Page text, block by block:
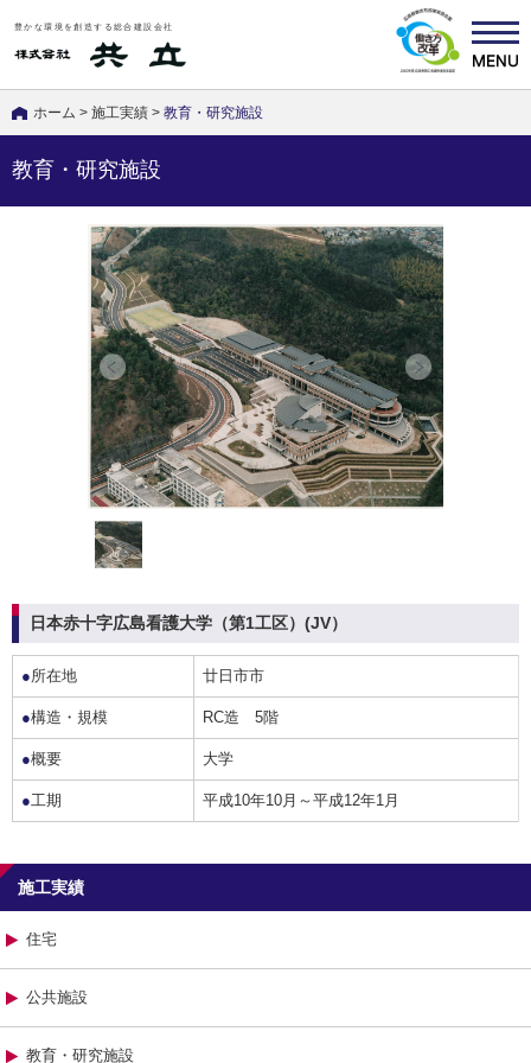
豊かな環境を創造する総合建設会社
ホーム > 施工実績 > 教育・研究施設
教育・研究施設
日本赤十字広島看護大学（第1工区）(JV）
●所在地 廿日市市
●構造・規模 RC造 5階
●概要 大学
●工期 平成10年10月～平成12年1月
施工実績
住宅
公共施設
教育・研究施設